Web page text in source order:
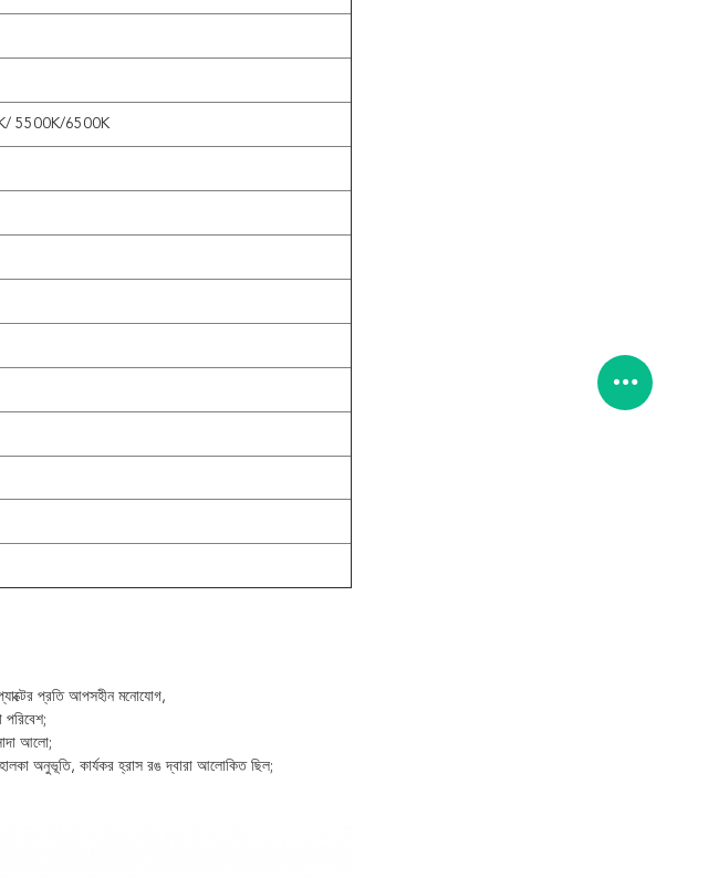
5500K/6500K
প্রতি আপসহীন মনোযোগ,
আলো;
অনুভূতি, কার্যকর হ্রাস রঙ দ্বারা আলোকিত ছিল;